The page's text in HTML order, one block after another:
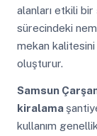
alanları etkili
sürecindeki
mekan kalitesini
oluşturur.
Samsun
kiralama
kullanım